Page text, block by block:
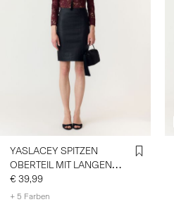
YASLACEY SPITZEN
OBERTEIL MIT LANGEN
ÄRMELN
€ 39,99
+ 5 Farben